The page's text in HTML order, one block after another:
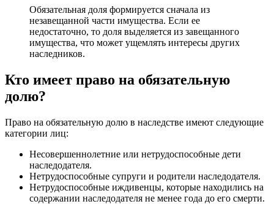
Обязательная доля формируется сначала из
незавещанной части имущества. Если ее
недостаточно, то доля выделяется из завещанного
имущества, что может ущемлять интересы других
наследников.
Кто имеет право на обязательную
долю?
Право на обязательную долю в наследстве имеют следующие
категории лиц:
Несовершеннолетние или нетрудоспособные дети
наследодателя.
Нетрудоспособные супруги и родители наследодателя.
Нетрудоспособные иждивенцы, которые находились на
содержании наследодателя не менее года до его смерти.